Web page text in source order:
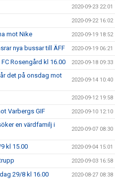
2020-09-23 22:01
2020-09-22 16:02
mot Nike 2020-09-19 18:52
nya bussar till ÄFF 2020-09-19 06:21
Rosengård kl 16.00 2020-09-18 09:33
det på onsdag mot
2020-09-14 10:40
2020-09-12 19:58
Varbergs GIF 2020-09-10 12:10
en värdfamilj i
2020-09-07 08:30
kl 15.00 2020-09-04 15:01
2020-09-03 16:58
29/8 kl 16.00 2020-08-27 08:38